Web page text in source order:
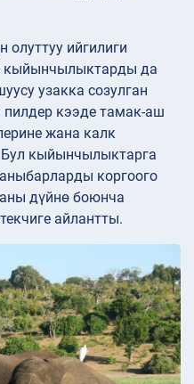
олуттуу ийгилиги
кыйынчылыктарды да
узакка созулган
пилдер кээде тамак-аш
жана калк
кыйынчылыктарга
коргоого
дүйнө боюнча
айлантты.